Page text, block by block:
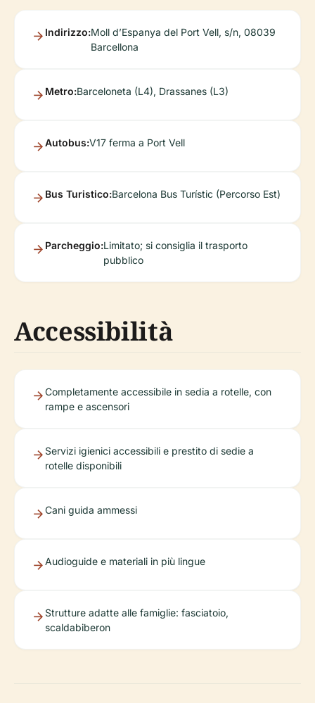
Indirizzo:Moll d’Espanya del Port Vell, s/n, 08039
Barcellona
Metro:Barceloneta (L4), Drassanes (L3)
Autobus:V17 ferma a Port Vell
Bus Turistico:Barcelona Bus Turístic (Percorso Est)
Parcheggio:Limitato; si consiglia il trasporto
pubblico
Accessibilità
Completamente accessibile in sedia a rotelle, con
rampe e ascensori
Servizi igienici accessibili e prestito di sedie a
rotelle disponibili
Cani guida ammessi
Audioguide e materiali in più lingue
Strutture adatte alle famiglie: fasciatoio,
scaldabiberon